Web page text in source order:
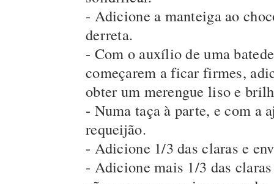
- Adicione a manteiga ao
derreta.
- Com o auxílio de uma
começarem a ficar firmes,
obter um merengue liso e
- Numa taça à parte, e com a
requeijão.
- Adicione 1/3 das claras e
- Adicione mais 1/3 das